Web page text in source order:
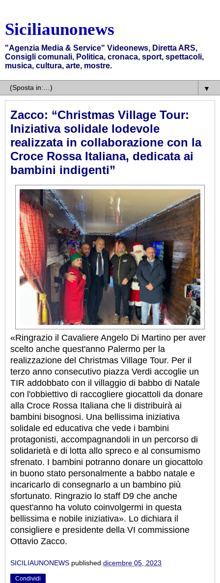
Siciliaunonews
"Agenzia Media & Service" Videonews, Diretta ARS,
Consigli comunali, Politica, cronaca, sport, spettacoli,
musica, cultura, arte, mostre.
▼
Zacco: “Christmas Village Tour:
Iniziativa solidale lodevole
realizzata in collaborazione con la
Croce Rossa Italiana, dedicata ai
bambini indigenti”
«Ringrazio il Cavaliere Angelo Di Martino per aver
scelto anche quest'anno Palermo per la
realizzazione del Christmas Village Tour. Per il
terzo anno consecutivo piazza Verdi accoglie un
TIR addobbato con il villaggio di babbo di Natale
con l'obbiettivo di raccogliere giocattoli da donare
alla Croce Rossa Italiana che li distribuirà ai
bambini bisognosi. Una bellissima iniziativa
solidale ed educativa che vede i bambini
protagonisti, accompagnandoli in un percorso di
solidarietà e di lotta allo spreco e al consumismo
sfrenato. I bambini potranno donare un giocattolo
in buono stato personalmente a babbo natale e
incaricarlo di consegnarlo a un bambino più
sfortunato. Ringrazio lo staff D9 che anche
quest'anno ha voluto coinvolgermi in questa
bellissima e nobile iniziativa». Lo dichiara il
consigliere e presidente della VI commissione
Ottavio Zacco.
SICILIAUNONEWS published dicembre 05, 2023
Condividi